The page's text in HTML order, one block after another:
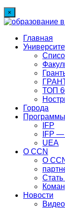
×
Главная
ТОП
Города
Программы
IFP
IFP
UEA
О CCN
О
Новости
Видео